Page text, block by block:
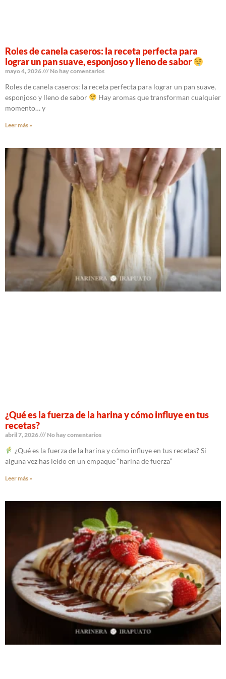
Roles de canela caseros: la receta perfecta para
lograr un pan suave, esponjoso y lleno de sabor
mayo 4, 2026 No hay comentarios
Roles de canela caseros: la receta perfecta para lograr un pan suave,
esponjoso y lleno de sabor
Hay aromas que transforman cualquier
momento… y
Leer más »
¿Qué es la fuerza de la harina y cómo influye en tus
recetas?
abril 7, 2026 No hay comentarios
¿Qué es la fuerza de la harina y cómo influye en tus recetas? Si
alguna vez has leído en un empaque “harina de fuerza”
Leer más »